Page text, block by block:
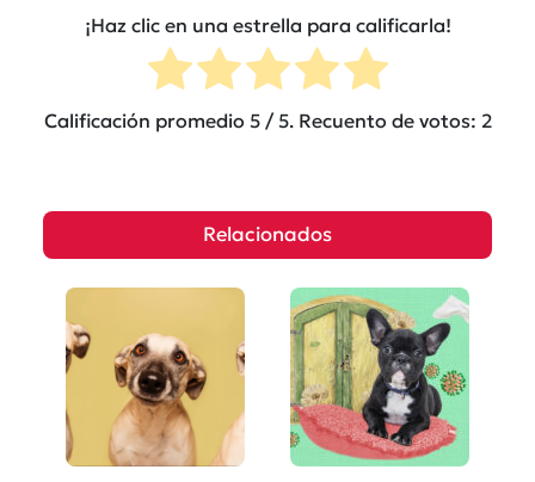
¡Haz clic en una estrella para calificarla!
Calificación promedio 5/ 5. Recuento de votos: 2
Relacionados